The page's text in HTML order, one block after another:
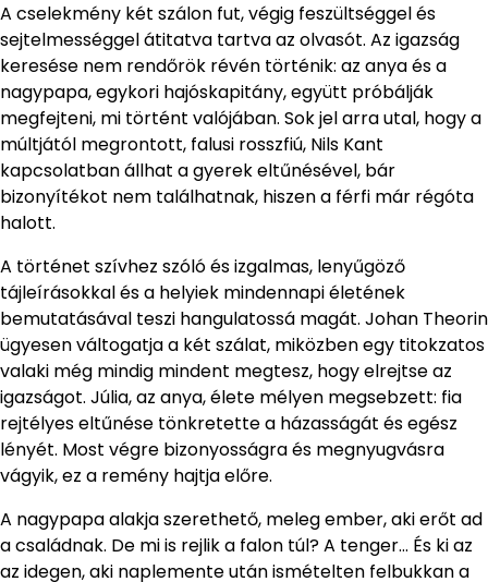
A cselekmény két szálon fut, végig feszültséggel és
sejtelmességgel átitatva tartva az olvasót. Az igazság
keresése nem rendőrök révén történik: az anya és a
nagypapa, egykori hajóskapitány, együtt próbálják
megfejteni, mi történt valójában. Sok jel arra utal, hogy a
múltjától megrontott, falusi rosszfiú, Nils Kant
kapcsolatban állhat a gyerek eltűnésével, bár
bizonyítékot nem találhatnak, hiszen a férfi már régóta
halott.
A történet szívhez szóló és izgalmas, lenyűgöző
tájleírásokkal és a helyiek mindennapi életének
bemutatásával teszi hangulatossá magát. Johan Theorin
ügyesen váltogatja a két szálat, miközben egy titokzatos
valaki még mindig mindent megtesz, hogy elrejtse az
igazságot. Júlia, az anya, élete mélyen megsebzett: fia
rejtélyes eltűnése tönkretette a házasságát és egész
lényét. Most végre bizonyosságra és megnyugvásra
vágyik, ez a remény hajtja előre.
A nagypapa alakja szerethető, meleg ember, aki erőt ad
a családnak. De mi is rejlik a falon túl? A tenger… És ki az
az idegen, aki naplemente után ismételten felbukkan a